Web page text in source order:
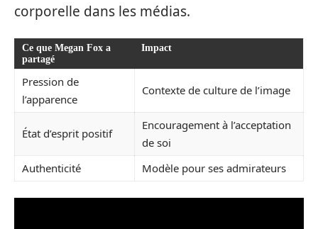
corporelle dans les médias.
Ce que Megan Fox a
partagé
Impact
Pression de
l’apparence
Contexte de culture de l’image
État d’esprit positif
Encouragement à l’acceptation
de soi
Authenticité
Modèle pour ses admirateurs